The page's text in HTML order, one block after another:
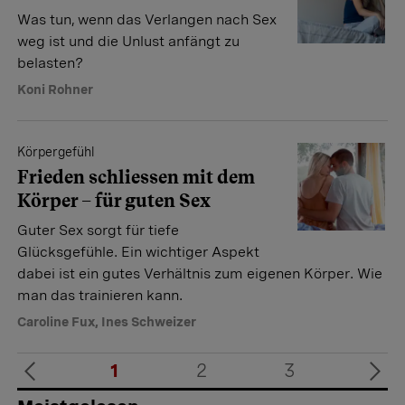
Was tun, wenn das Verlangen nach Sex
weg ist und die Unlust anfängt zu
belasten?
Koni Rohner
Körpergefühl
Frieden schliessen mit dem
Körper – für guten Sex
Guter Sex sorgt für tiefe
Glücksgefühle. Ein wichtiger Aspekt
dabei ist ein gutes Verhältnis zum eigenen Körper. Wie
man das trainieren kann.
Caroline Fux, Ines Schweizer
1 2
3